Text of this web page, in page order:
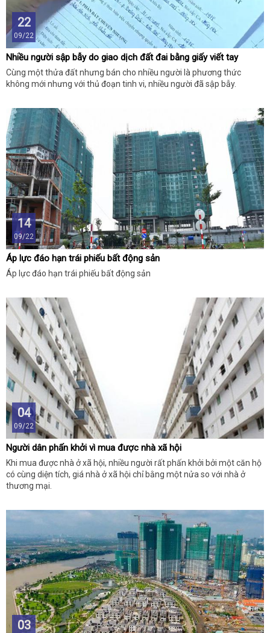
22
09/22
Nhiều người sập bẫy do giao dịch đất đai bằng giấy viết tay
Cùng một thửa đất nhưng bán cho nhiều người là phương thức
không mới nhưng với thủ đoạn tinh vi, nhiều người đã sập bẫy.
14
09/22
Áp lực đáo hạn trái phiếu bất động sản
Áp lực đáo hạn trái phiếu bất động sản
04
09/22
Người dân phấn khởi vì mua được nhà xã hội
Khi mua được nhà ở xã hội, nhiều người rất phấn khởi bởi một căn hộ
có cùng diện tích, giá nhà ở xã hội chỉ bằng một nửa so với nhà ở
thương mại.
03